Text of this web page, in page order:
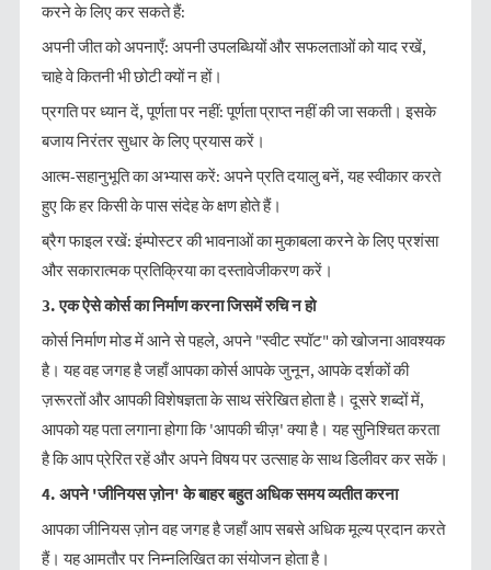
करने के लिए कर सकते हैं:
अपनी जीत को अपनाएँ: अपनी उपलब्धियों और सफलताओं को याद रखें,
चाहे वे कितनी भी छोटी क्यों न हों।
प्रगति पर ध्यान दें, पूर्णता पर नहीं: पूर्णता प्राप्त नहीं की जा सकती। इसके
बजाय निरंतर सुधार के लिए प्रयास करें।
आत्म-सहानुभूति का अभ्यास करें: अपने प्रति दयालु बनें, यह स्वीकार करते
हुए कि हर किसी के पास संदेह के क्षण होते हैं।
ब्रैग फाइल रखें: इंम्पोस्टर की भावनाओं का मुकाबला करने के लिए प्रशंसा
और सकारात्मक प्रतिक्रिया का दस्तावेजीकरण करें।
3.एकऐसेकोर्सकानिर्माणकरनाजिसमेंरुचिनहो
कोर्स निर्माण मोड में आने से पहले, अपने "स्वीट स्पॉट" को खोजना आवश्यक
है। यह वह जगह है जहाँ आपका कोर्स आपके जुनून, आपके दर्शकों की
ज़रूरतों और आपकी विशेषज्ञता के साथ संरेखित होता है। दूसरे शब्दों में,
आपको यह पता लगाना होगा कि 'आपकी चीज़' क्या है। यह सुनिश्चित करता
है कि आप प्रेरित रहें और अपने विषय पर उत्साह के साथ डिलीवर कर सकें।
4. अपने'जीनियसज़ोन'केबाहरबहुतअधिकसमयव्यतीतकरना
आपका जीनियस ज़ोन वह जगह है जहाँ आप सबसे अधिक मूल्य प्रदान करते
हैं। यह आमतौर पर निम्नलिखित का संयोजन होता है।